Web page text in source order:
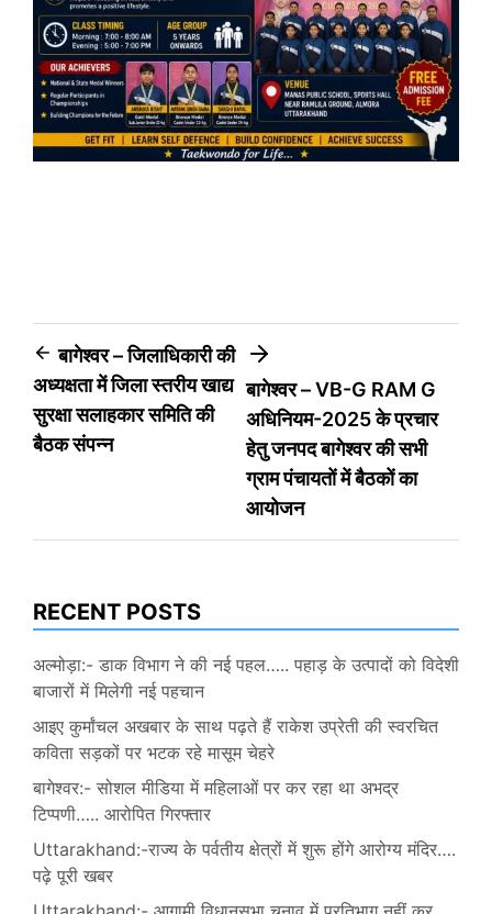
Post
navigation
बागेश्वर – जिलाधिकारी की
अध्यक्षता में जिला स्तरीय खाद्य
सुरक्षा सलाहकार समिति की
बैठक संपन्न
बागेश्वर – VB-G RAM G
अधिनियम-2025 के प्रचार
हेतु जनपद बागेश्वर की सभी
ग्राम पंचायतों में बैठकों का
आयोजन
RECENT POSTS
अल्मोड़ा:- डाक विभाग ने की नई पहल….. पहाड़ के उत्पादों को विदेशी
बाजारों में मिलेगी नई पहचान
आइए कुर्मांचल अखबार के साथ पढ़ते हैं राकेश उप्रेती की स्वरचित
कविता सड़कों पर भटक रहे मासूम चेहरे
बागेश्वर:- सोशल मीडिया में महिलाओं पर कर रहा था अभद्र
टिप्पणी….. आरोपित गिरफ्तार
Uttarakhand:-राज्य के पर्वतीय क्षेत्रों में शुरू होंगे आरोग्य मंदिर….
पढ़े पूरी खबर